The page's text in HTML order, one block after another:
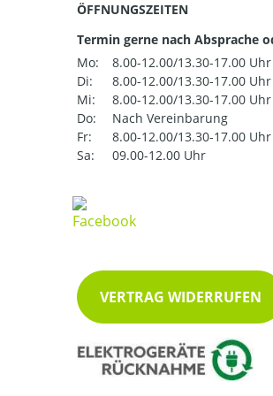
ÖFFNUNGSZEITEN
Termin gerne nach Absprache
Mo:
8.00-12.00/13.30-17.00 Uhr
Di:
8.00-12.00/13.30-17.00 Uhr
Mi:
8.00-12.00/13.30-17.00 Uhr
Do:
Nach Vereinbarung
Fr:
8.00-12.00/13.30-17.00 Uhr
Sa:
09.00-12.00 Uhr
VERTRAG WIDERRUFEN